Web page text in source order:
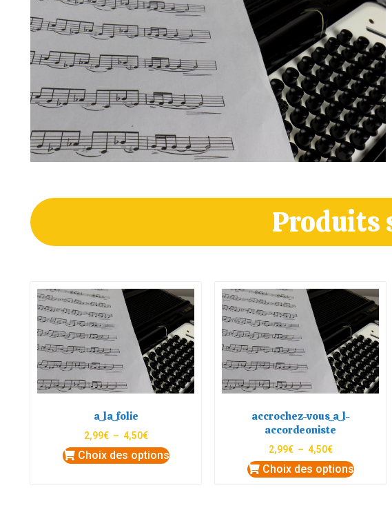
Produits
a_la_folie
2,99€ – 4,50€
Choix des options
accrochez-vous_a_l-
accordeoniste
2,99€ – 4,50€
Choix des options